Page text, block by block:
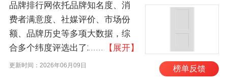
品牌排行网依托品牌知名度、消
费者满意度、社媒评价、市场份
额、品牌历史等多项大数据，综
合多个纬度评选出了2026年免漆
门十大品牌排行榜，其中前十名
【展开】
更新时间：2026年06月09日 榜单反馈